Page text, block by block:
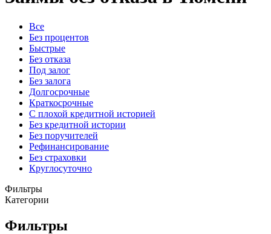
Все
Без процентов
Быстрые
Без отказа
Под залог
Без залога
Долгосрочные
Краткосрочные
С плохой кредитной историей
Без кредитной истории
Без поручителей
Рефинансирование
Без страховки
Круглосуточно
Фильтры
Категории
Фильтры